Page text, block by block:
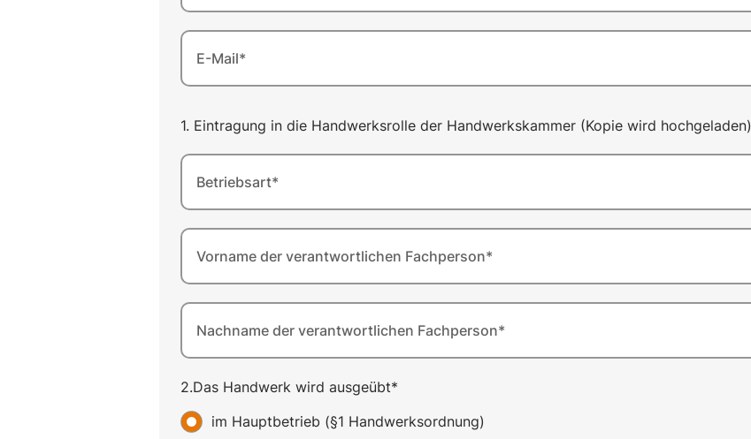
E-Mail*
1. Eintragung in die Handwerksrolle der Handwerkskammer (Kopie wird hochgeladen)
Betriebsart*
Vorname der verantwortlichen Fachperson*
Nachname der verantwortlichen Fachperson*
2.Das Handwerk wird ausgeübt*
im Hauptbetrieb (§1 Handwerksordnung)